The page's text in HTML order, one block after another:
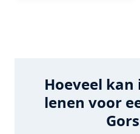
Hoeveel
lenen voor